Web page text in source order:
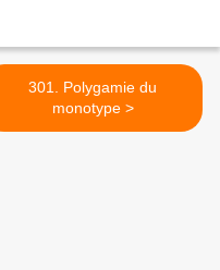
301. Polygamie du
monotype >